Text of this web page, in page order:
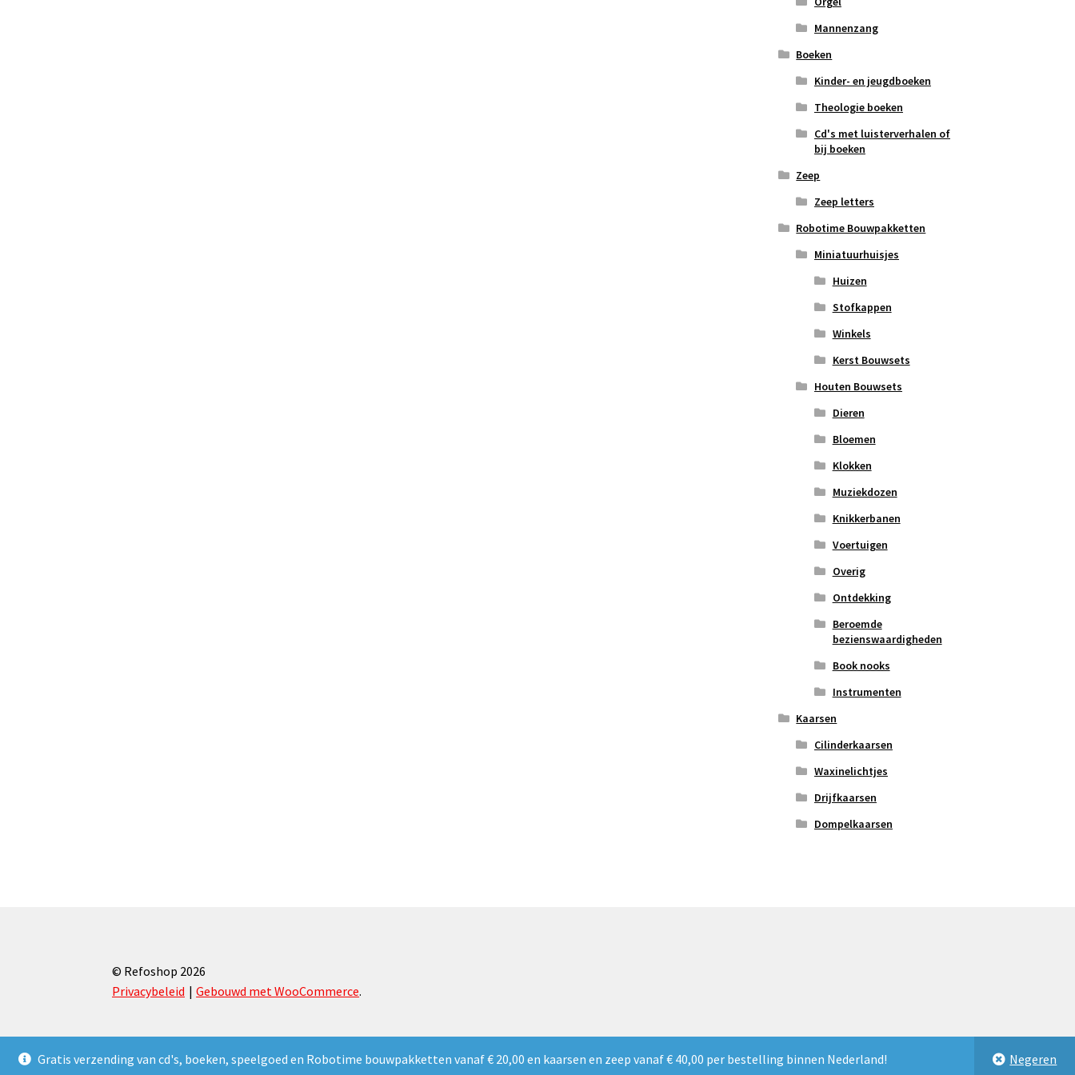
Gratis verzending van cd's, boeken, speelgoed en Robotime bouwpakketten vanaf € 20,00 en kaarsen en zeep vanaf € 40,00 per bestelling binnen Nederland! Negeren
Mannenzang
Boeken
Kinder- en jeugdboeken
Theologie boeken
Cd's met luisterverhalen of
bij boeken
Zeep
Zeep letters
Robotime Bouwpakketten
Miniatuurhuisjes
Huizen
Stofkappen
Winkels
Kerst Bouwsets
Houten Bouwsets
Dieren
Bloemen
Klokken
Muziekdozen
Knikkerbanen
Voertuigen
Overig
Ontdekking
Beroemde
bezienswaardigheden
Book nooks
Instrumenten
Kaarsen
Cilinderkaarsen
Waxinelichtjes
Drijfkaarsen
Dompelkaarsen
© Refoshop 2026
Privacybeleid
Gebouwd met WooCommerce.